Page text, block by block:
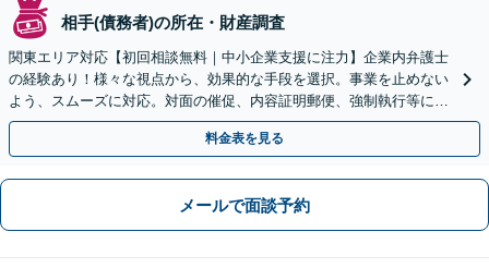
相手(債務者)の所在・財産調査
関東エリア対応【初回相談無料｜中小企業支援に注力】企業内弁護士
の経験あり！様々な視点から、効果的な手段を選択。事業を止めない
よう、スムーズに対応。対面の催促、内容証明郵便、強制執行等に精
通。お困りの方はすぐにご相談を【オンライン面談◎】
料金表を見る
メールで面談予約